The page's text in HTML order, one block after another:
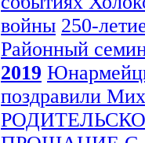
войны 250-
Районный
2019
поздравили